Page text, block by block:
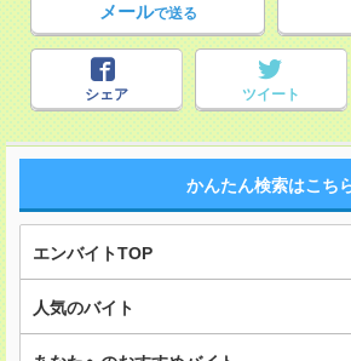
メールで送る
シェア ツイート
かんたん検索はこち
エンバイトTOP
人気のバイト